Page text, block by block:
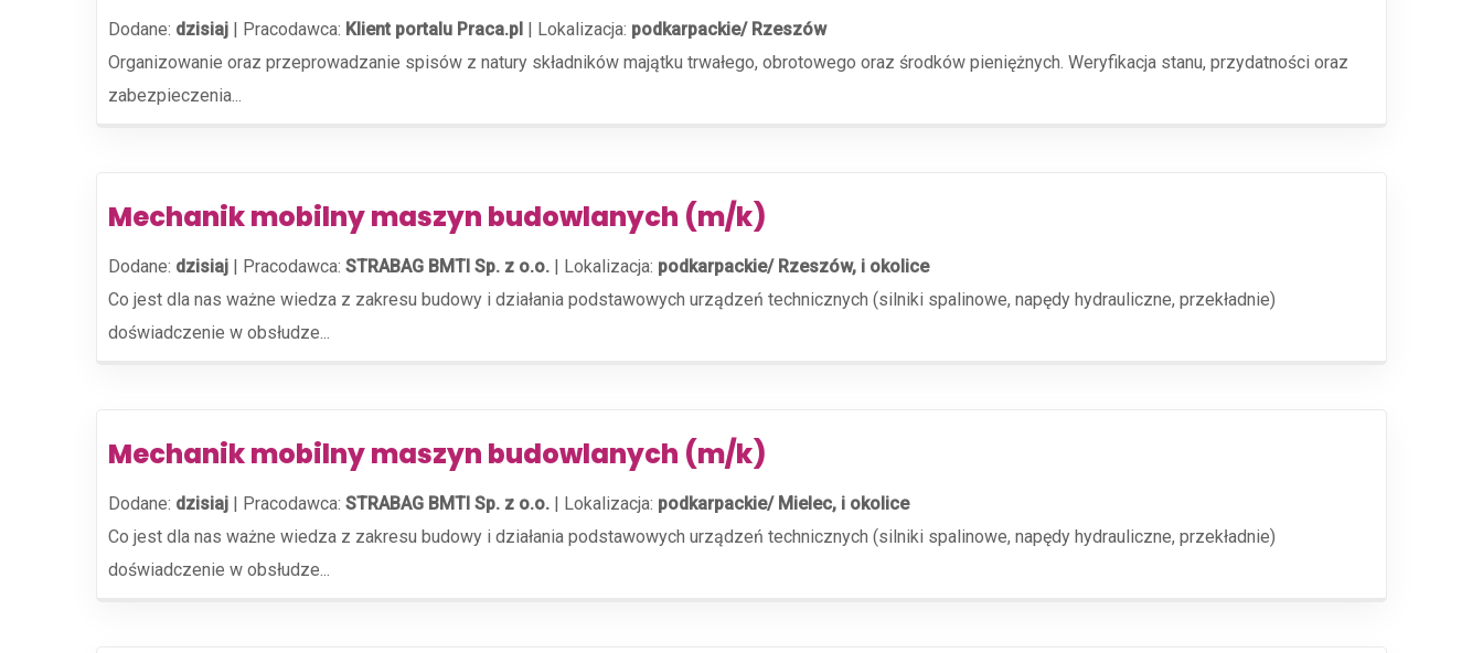
Dodane: dzisiaj | Pracodawca: Klient portalu Praca.pl | Lokalizacja: podkarpackie/ Rzeszów
Organizowanie oraz przeprowadzanie spisów z natury składników majątku trwałego, obrotowego oraz środków pieniężnych. Weryfikacja stanu, przydatności oraz
zabezpieczenia...
Mechanik mobilny maszyn budowlanych (m/k)
Dodane: dzisiaj | Pracodawca: STRABAG BMTI Sp. z o.o. | Lokalizacja: podkarpackie/ Rzeszów, i okolice
Co jest dla nas ważne wiedza z zakresu budowy i działania podstawowych urządzeń technicznych (silniki spalinowe, napędy hydrauliczne, przekładnie)
doświadczenie w obsłudze...
Mechanik mobilny maszyn budowlanych (m/k)
Dodane: dzisiaj | Pracodawca: STRABAG BMTI Sp. z o.o. | Lokalizacja: podkarpackie/ Mielec, i okolice
Co jest dla nas ważne wiedza z zakresu budowy i działania podstawowych urządzeń technicznych (silniki spalinowe, napędy hydrauliczne, przekładnie)
doświadczenie w obsłudze...